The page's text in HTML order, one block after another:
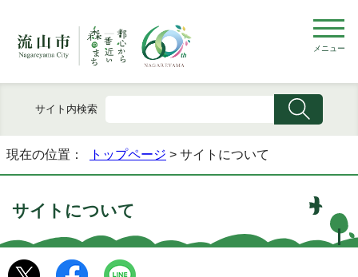
メニュー
サイト内検索
現在の位置： トップページ > サイトについて
サイトについて